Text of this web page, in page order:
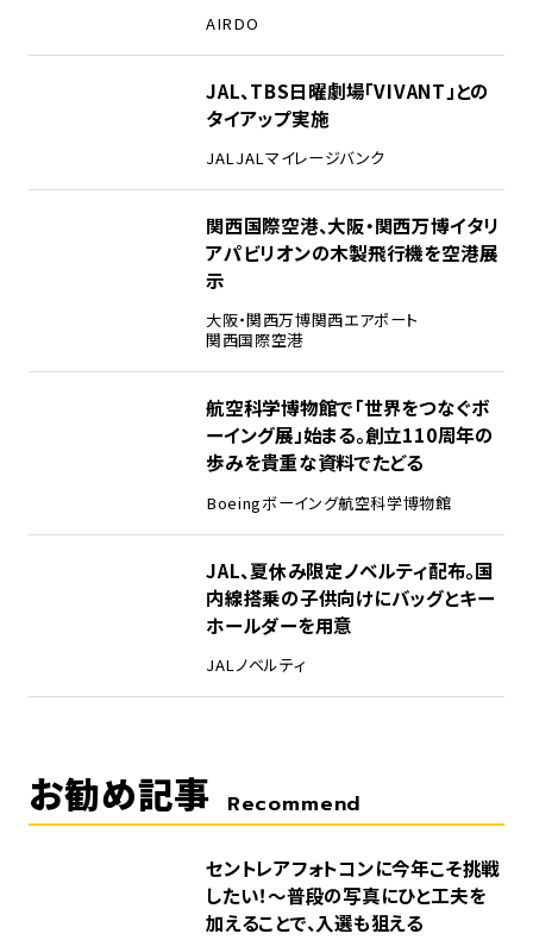
AIRDO
JAL、TBS日曜劇場「VIVANT」との
タイアップ実施
JALJALマイレージバンク
関西国際空港、大阪・関西万博イタリ
アパビリオンの木製飛行機を空港展
示
大阪・関西万博関西エアポート
関西国際空港
航空科学博物館で「世界をつなぐボ
ーイング展」始まる。創立110周年の
歩みを貴重な資料でたどる
Boeingボーイング航空科学博物館
JAL、夏休み限定ノベルティ配布。国
内線搭乗の子供向けにバッグとキー
ホールダーを用意
JALノベルティ
お勧め記事 Recommend
セントレアフォトコンに今年こそ挑戦
したい！～普段の写真にひと工夫を
加えることで、入選も狙える